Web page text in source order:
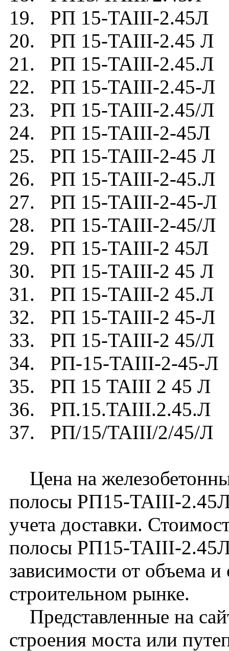
19. РП 15-TAIII-2.45Л
20. РП 15-TAIII-2.45 Л
21. РП 15-TAIII-2.45.Л
22. РП 15-TAIII-2.45-Л
23. РП 15-TAIII-2.45/Л
24. РП 15-TAIII-2-45Л
25. РП 15-TAIII-2-45 Л
26. РП 15-TAIII-2-45.Л
27. РП 15-TAIII-2-45-Л
28. РП 15-TAIII-2-45/Л
29. РП 15-TAIII-2 45Л
30. РП 15-TAIII-2 45 Л
31. РП 15-TAIII-2 45.Л
32. РП 15-TAIII-2 45-Л
33. РП 15-TAIII-2 45/Л
34. РП-15-TAIII-2-45-Л
35. РП 15 TAIII 2 45 Л
36. РП.15.TAIII.2.45.Л
37. РП/15/TAIII/2/45/Л
Цена на
полосы РП15-TAIII-2.45Л
учета доставки.
полосы РП15-TAIII-
зависимости от объема
строительном рынке.
Представленные на
строения моста или